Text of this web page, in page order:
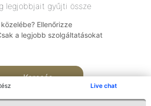
Live chat
legjobbjait gyűjti össze
Ellenőrizze
a legjobb szolgáltatásokat
Keresés